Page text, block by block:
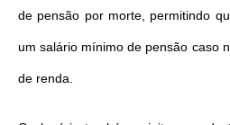
de pensão por morte, permitindo
um salário mínimo de pensão caso
de renda.